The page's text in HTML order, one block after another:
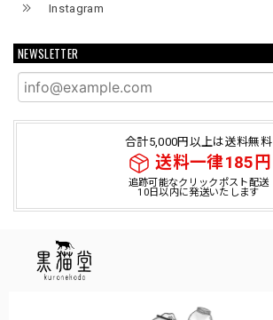
Instagram
NEWSLETTER
合計5,000円以上は送料無料
送料一律185円
追跡可能なクリックポスト配送
10日以内に発送いたします